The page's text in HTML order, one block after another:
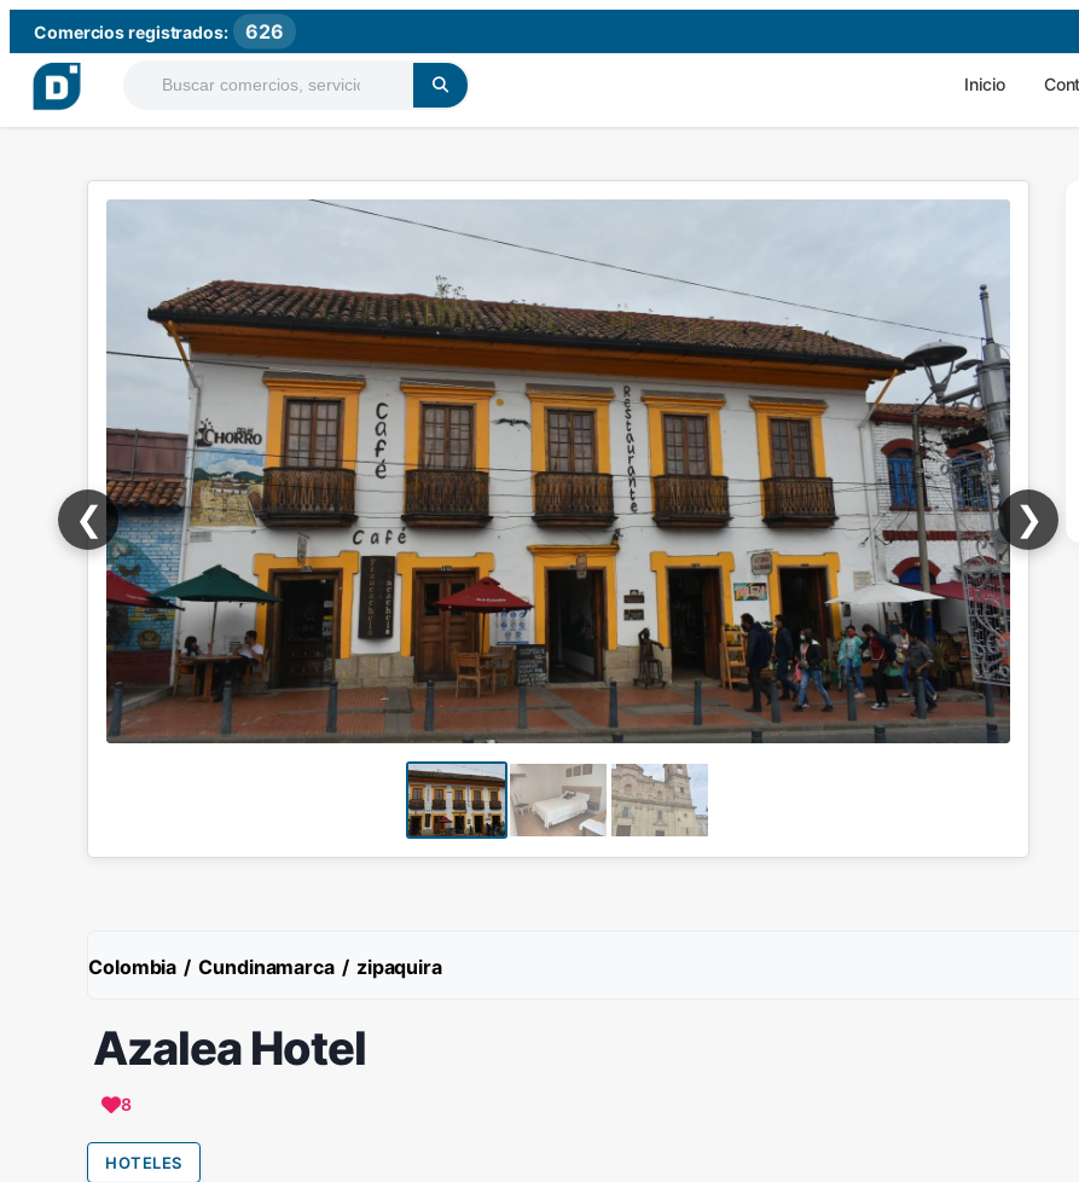
Comercios registrados: 626
Inicio
❮ ❯
Colombia / Cundinamarca / zipaquira
Azalea Hotel
8
HOTELES